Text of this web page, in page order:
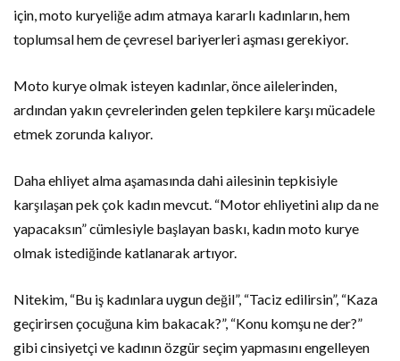
için, moto kuryeliğe adım atmaya kararlı kadınların, hem
toplumsal hem de çevresel bariyerleri aşması gerekiyor.
Moto kurye olmak isteyen kadınlar, önce ailelerinden,
ardından yakın çevrelerinden gelen tepkilere karşı mücadele
etmek zorunda kalıyor.
Daha ehliyet alma aşamasında dahi ailesinin tepkisiyle
karşılaşan pek çok kadın mevcut. “Motor ehliyetini alıp da ne
yapacaksın” cümlesiyle başlayan baskı, kadın moto kurye
olmak istediğinde katlanarak artıyor.
Nitekim, “Bu iş kadınlara uygun değil”, “Taciz edilirsin”, “Kaza
geçirirsen çocuğuna kim bakacak?”, “Konu komşu ne der?”
gibi cinsiyetçi ve kadının özgür seçim yapmasını engelleyen